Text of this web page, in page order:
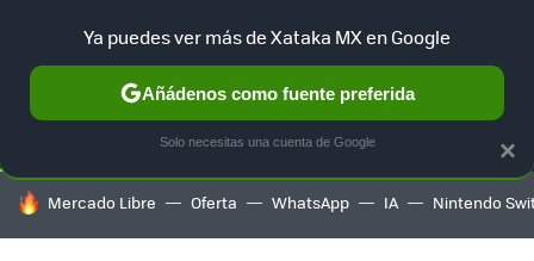
SELECCIÓN GAMING HOME AUTO TERRITORIO
HOY SE HABLA DE
Mercado Libre Oferta WhatsApp IA Nintendo
×
Ya puedes ver más de Xataka MX en Google
Añádenos como fuente preferida
Solo necesitas una cuenta de Google